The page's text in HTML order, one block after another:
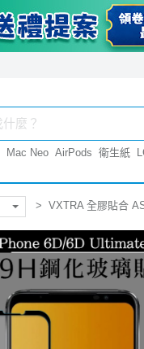
Mac Neo AirPods 衛生紙
VXTRA 全膠貼合